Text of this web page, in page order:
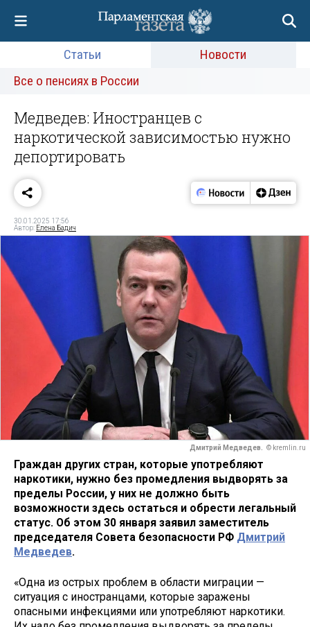
Статьи
Новости
Все о пенсиях в России
Медведев: Иностранцев с
наркотической зависимостью нужно
депортировать
30.01.2025 17:56
Автор: Елена Бадич
Дмитрий Медведев. © kremlin.ru
Граждан других стран, которые употребляют
наркотики, нужно без промедления выдворять за
пределы России, у них не должно быть
возможности здесь остаться и обрести легальный
статус. Об этом 30 января заявил заместитель
председателя Совета безопасности РФ Дмитрий
Медведев.
«Одна из острых проблем в области миграции —
ситуация с иностранцами, которые заражены
опасными инфекциями или употребляют наркотики.